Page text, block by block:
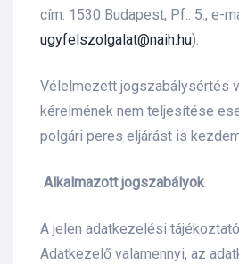
cím: 1530 Budapest, Pf.: 5., e-
ugyfelszolgalat@naih.hu).
Vélelmezett jogszabálysértés
kérelmének nem teljesítése
polgári peres eljárást is
Alkalmazott jogszabályok
A jelen adatkezelési
Adatkezelő valamennyi, az